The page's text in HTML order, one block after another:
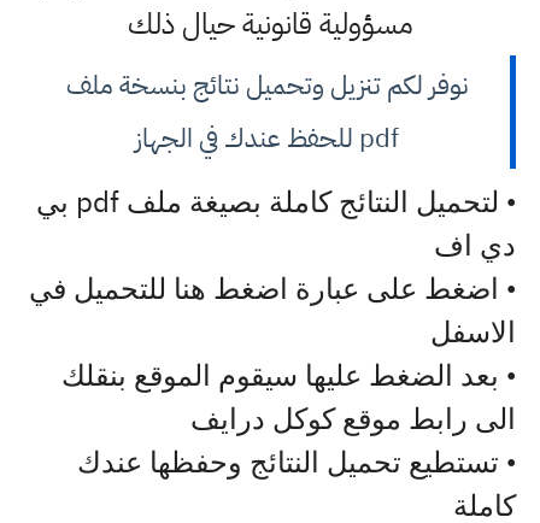
مسؤولية قانونية حيال ذلك
نوفر لكم تنزيل وتحميل نتائج بنسخة ملف
pdf للحفظ عندك في الجهاز
• لتحميل النتائج كاملة بصيغة ملف pdf بي
دي اف
• اضغط على عبارة اضغط هنا للتحميل في
الاسفل
• بعد الضغط عليها سيقوم الموقع بنقلك
الى رابط موقع كوكل درايف
• تستطيع تحميل النتائج وحفظها عندك
كاملة